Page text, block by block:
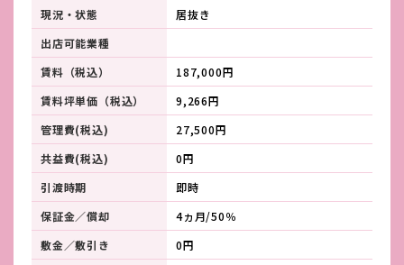
現況・状態
居抜き
出店可能業種
賃料（税込）
187,000円
賃料坪単価（税込）
9,266円
管理費(税込)
27,500円
共益費(税込)
0円
引渡時期
即時
保証金／償却
4ヵ月/50％
敷金／敷引き
0円